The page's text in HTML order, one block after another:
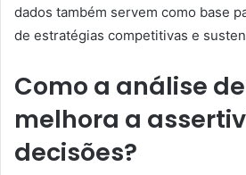
dados também servem como base
de estratégias competitivas e
Como a análise
melhora a
decisões?